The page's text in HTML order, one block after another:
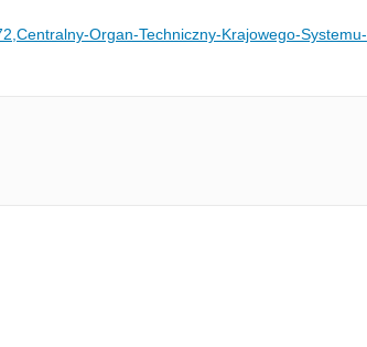
Organ-Techniczny-Krajowego-Systemu-